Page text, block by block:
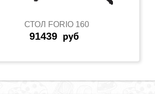
СТОЛ FORIO 160
91439 руб